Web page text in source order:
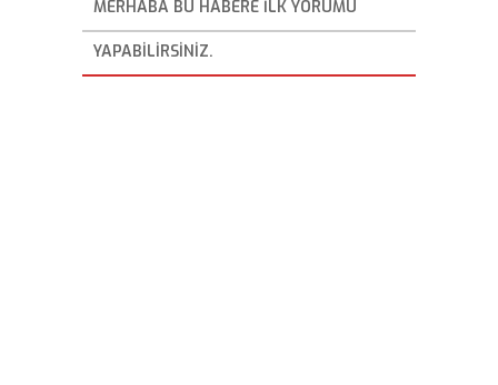
MERHABA BU HABERE ILK YORUMU
YAPABILIRSINIZ.